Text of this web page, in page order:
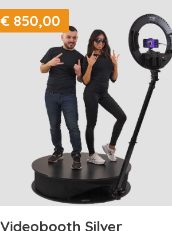
€ 850,00
Videobooth Silver